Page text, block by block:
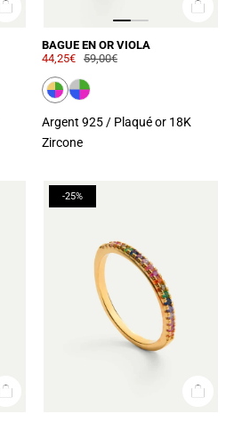
BAGUE EN OR VIOLA
44,25€ 59,00€
Argent 925 / Plaqué or 18K
Zircone
-25%